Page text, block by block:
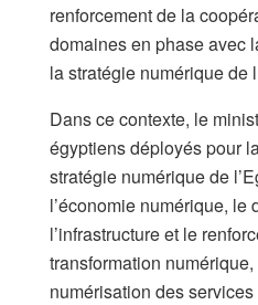
renforcement de la
domaines en phase avec
la stratégie numérique de
Dans ce contexte, le
égyptiens déployés pour
stratégie numérique de
l’économie numérique, le
l’infrastructure et le
transformation
numérisation des